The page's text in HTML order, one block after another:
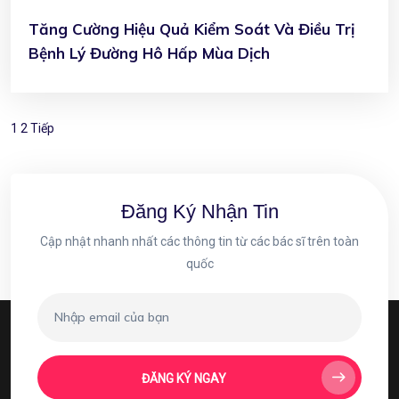
Tăng Cường Hiệu Quả Kiểm Soát Và Điều Trị
Bệnh Lý Đường Hô Hấp Mùa Dịch
1 2 Tiếp
Đăng Ký Nhận Tin
Cập nhật nhanh nhất các thông tin từ các bác sĩ trên toàn
quốc
ĐĂNG KÝ NGAY